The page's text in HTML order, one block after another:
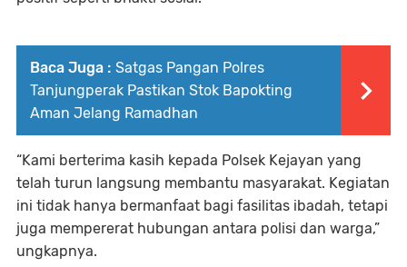
Baca Juga : Satgas Pangan Polres
Tanjungperak Pastikan Stok Bapokting
Aman Jelang Ramadhan
“Kami berterima kasih kepada Polsek Kejayan yang
telah turun langsung membantu masyarakat. Kegiatan
ini tidak hanya bermanfaat bagi fasilitas ibadah, tetapi
juga mempererat hubungan antara polisi dan warga,”
ungkapnya.